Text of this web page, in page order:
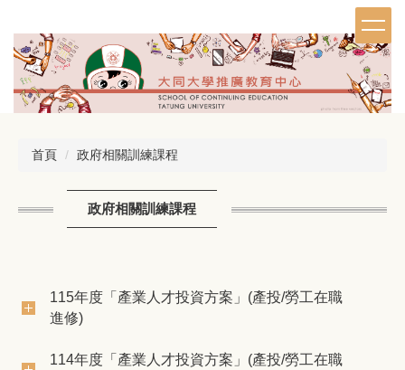
到
主
內
首頁
政府相關訓練課程
政府相關訓練課程
115年度「產業人才投資方案」(產投/勞工在職
進修)
114年度「產業人才投資方案」(產投/勞工在職